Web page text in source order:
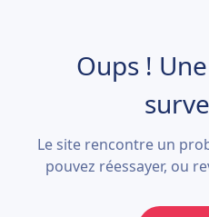
Oups !
Le site rencontre un
pouvez réessayer, ou